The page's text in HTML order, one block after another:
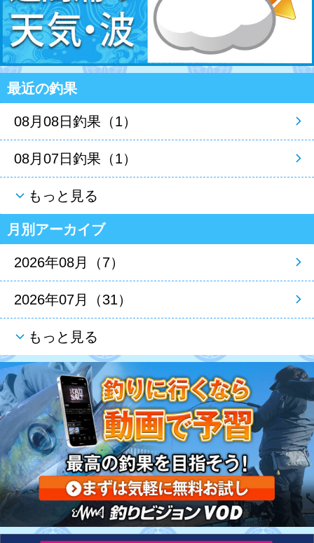
最近の釣果
08月08日釣果（1）
08月07日釣果（1）
もっと見る
月別アーカイブ
2026年08月（7）
2026年07月（31）
もっと見る